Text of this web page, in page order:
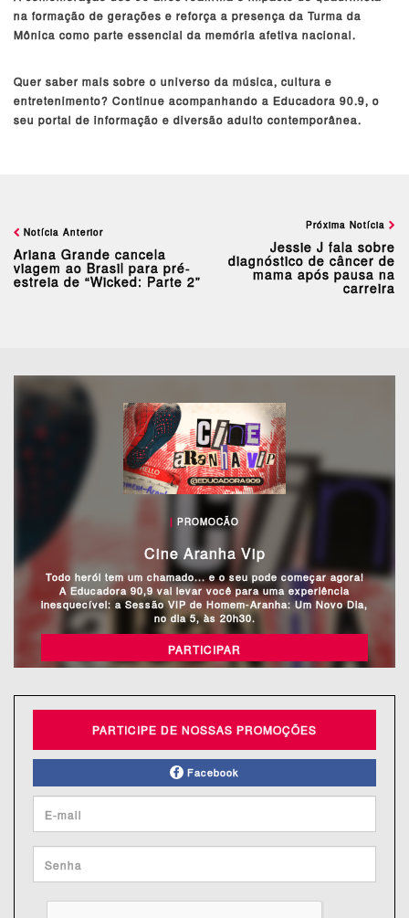
na formação de gerações e reforça a presença da Turma da
Mônica como parte essencial da memória afetiva nacional.
Quer saber mais sobre o universo da música, cultura e
entretenimento? Continue acompanhando a Educadora 90.9, o
seu portal de informação e diversão adulto contemporânea.
Notícia Anterior
Ariana Grande cancela
viagem ao Brasil para pré-
estreia de “Wicked: Parte 2”
Próxima Notícia
Jessie J fala sobre
diagnóstico de câncer de
mama após pausa na
carreira
| PROMOCÃO
Cine Aranha Vip
Todo herói tem um chamado... e o seu pode começar agora!
A Educadora 90,9 vai levar você para uma experiência
inesquecível: a Sessão VIP de Homem-Aranha: Um Novo Dia,
no dia 5, às 20h30.
PARTICIPAR
PARTICIPE DE NOSSAS PROMOÇÕES
Facebook